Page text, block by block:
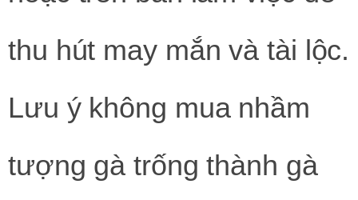
thu hút may mắn và tài lộc.
Lưu ý không mua nhầm
tượng gà trống thành gà